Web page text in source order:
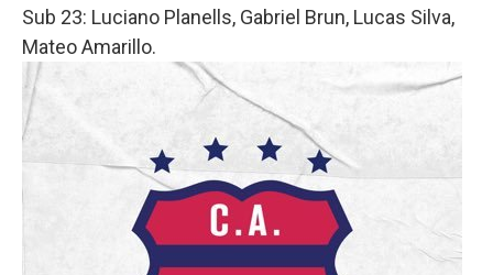
Sub 23: Luciano Planells, Gabriel Brun, Lucas Silva,
Mateo Amarillo.